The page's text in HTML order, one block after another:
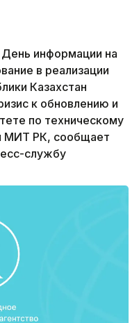
информации на
в реализации
Казахстан
к обновлению и
по техническому
МИТ РК, сообщает
службу